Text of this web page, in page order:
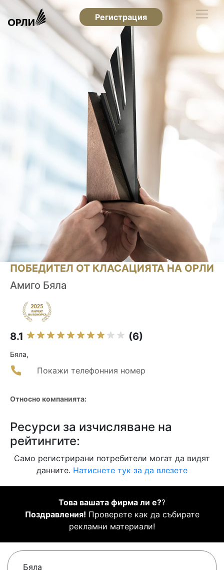
Регистрация
ПОБЕДИТЕЛ ОТ КЛАСАЦИЯТА НА ОРЛИ
Амиго Бяла
8.1 (6)
Бяла,
Покажи телефонния номер
Относно компанията:
Ресурси за изчисляване на
рейтингите:
Само регистрирани потребители могат да видят
данните. Натиснете тук за да влезете
Това вашата фирма ли е??
Поздравления! Проверете как да събирате
рекламни материали!
Бяла